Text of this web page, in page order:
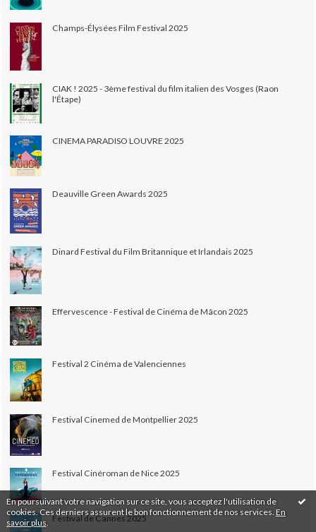
En poursuivant votre navigation sur ce site, vous acceptez l'utilisation de
cookies. Ces derniers assurent le bon fonctionnement de nos services. En
savoir plus
Champs-Élysées Film Festival 2025
CIAK ! 2025 - 3ème festival du film italien des Vosges (Raon
l'Étape)
CINEMA PARADISO LOUVRE 2025
Deauville Green Awards 2025
Dinard Festival du Film Britannique et Irlandais 2025
Effervescence - Festival de Cinéma de Mâcon 2025
Festival 2 Cinéma de Valenciennes
Festival Cinemed de Montpellier 2025
Festival Cinéroman de Nice 2025
Festival de Cannes 2025